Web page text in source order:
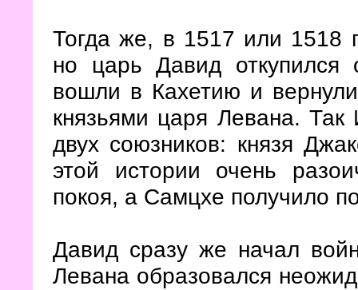
Тогда же, в 1517 или 1518
но царь Давид откупился
вошли в Кахетию и
князьями царя Левана. Так
двух союзников: князя
этой истории очень
покоя, а Самцхе получило
Давид сразу же начал
Левана образовался